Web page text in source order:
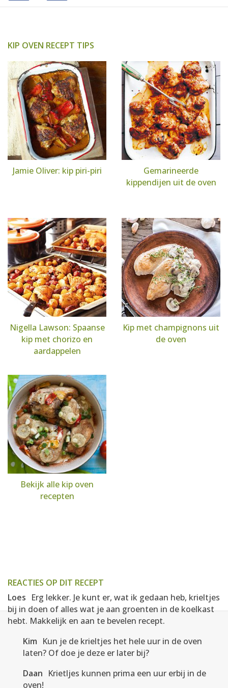
KIP OVEN RECEPT TIPS
Jamie Oliver: kip piri-piri
Gemarineerde
kippendijen uit de oven
Nigella Lawson: Spaanse
kip met chorizo en
aardappelen
Kip met champignons uit
de oven
Bekijk alle kip oven
recepten
REACTIES OP DIT RECEPT
Loes Erg lekker. Je kunt er, wat ik gedaan heb, krieltjes
bij in doen of alles wat je aan groenten in de koelkast
hebt. Makkelijk en aan te bevelen recept.
Kim Kun je de krieltjes het hele uur in de oven
laten? Of doe je deze er later bij?
Daan Krietljes kunnen prima een uur erbij in de
oven!